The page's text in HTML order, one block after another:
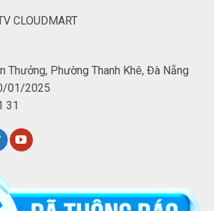
CLOUDMART
Thưởng, Phường Thanh Khê, Đà Nẵng
01/2025
31